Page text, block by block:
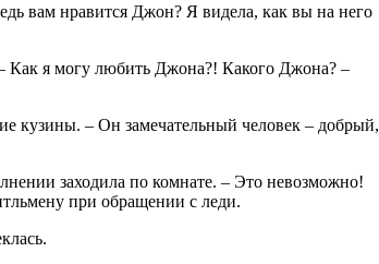
вам нравится Джон? Я видела, как вы на него
Как я могу любить Джона?! Какого Джона? –
кузины. – Он замечательный человек – добрый,
заходила по комнате. – Это невозможно!
при обращении с леди.